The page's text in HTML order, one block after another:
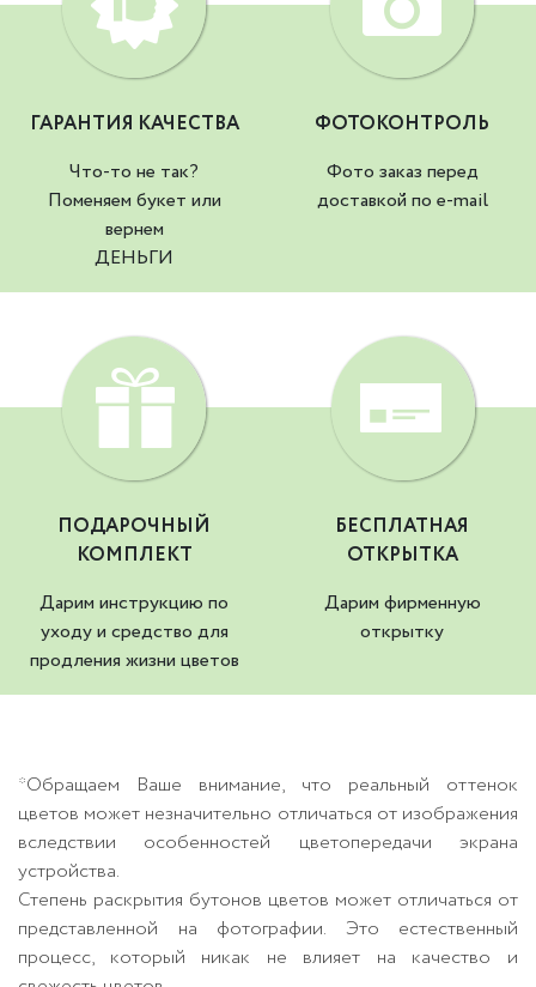
ГАРАНТИЯ КАЧЕСТВА
Что-то не так?
Поменяем букет или
вернем
ДЕНЬГИ
ФОТОКОНТРОЛЬ
Фото заказ перед
доставкой по e-mail
ПОДАРОЧНЫЙ
КОМПЛЕКТ
Дарим инструкцию по
уходу и средство для
продления жизни цветов
БЕСПЛАТНАЯ
ОТКРЫТКА
Дарим фирменную
открытку
*Обращаем Ваше внимание, что реальный оттенок
цветов может незначительно отличаться от изображения
вследствии особенностей цветопередачи экрана
устройства.
Степень раскрытия бутонов цветов может отличаться от
представленной на фотографии. Это естественный
процесс, который никак не влияет на качество и